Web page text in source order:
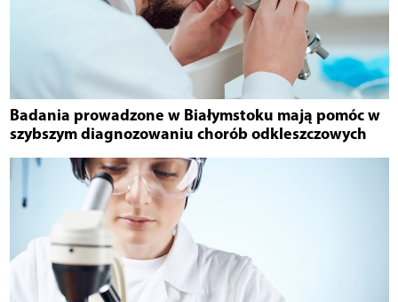
Badania prowadzone w Białymstoku mają pomóc w
szybszym diagnozowaniu chorób odkleszczowych